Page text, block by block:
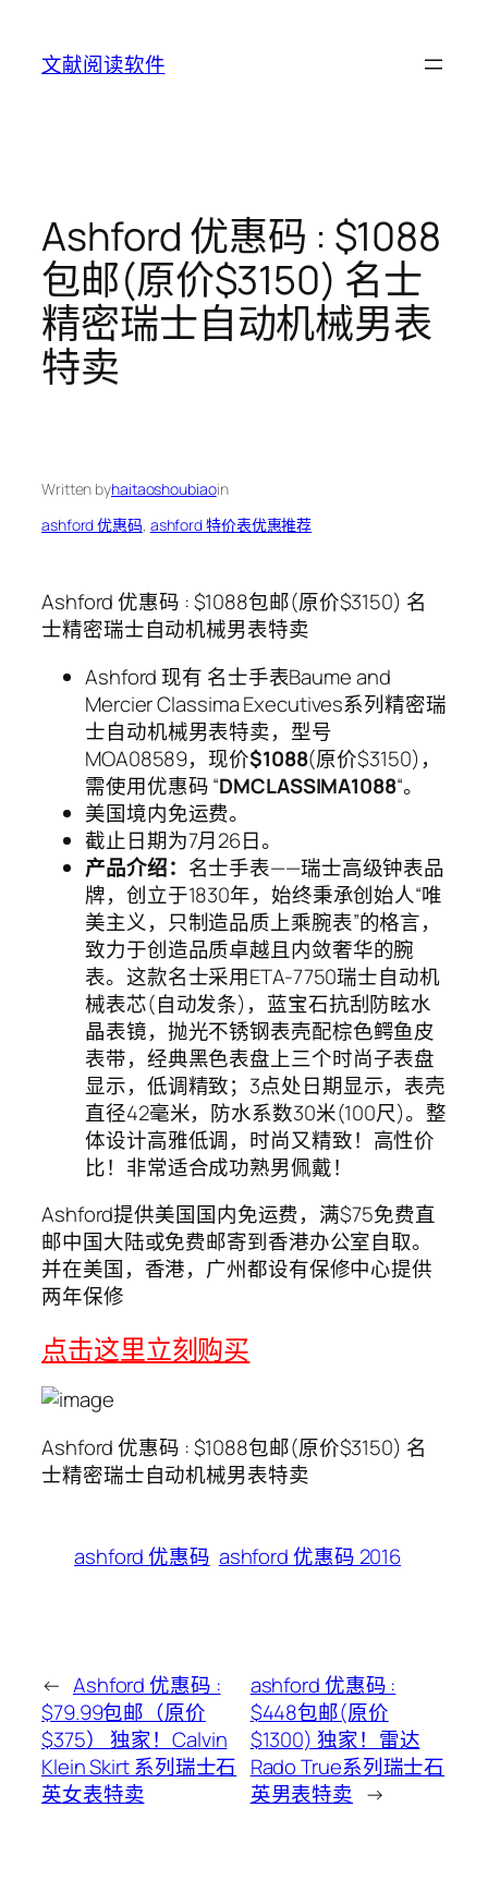
content
文献阅读软件
Ashford 优惠码 : $1088
包邮(原价$3150) 名士
精密瑞士自动机械男表
特卖
Written byhaitaoshoubiaoin
ashford 优惠码, ashford 特价表优惠推荐
Ashford 优惠码 : $1088包邮(原价$3150) 名
士精密瑞士自动机械男表特卖
Ashford 现有 名士手表Baume and
Mercier Classima Executives系列精密瑞
士自动机械男表特卖，型号
MOA08589，现价$1088(原价$3150)，
需使用优惠码 “DMCLASSIMA1088“。
美国境内免运费。
截止日期为7月26日。
产品介绍： 名士手表——瑞士高级钟表品
牌，创立于1830年，始终秉承创始人“唯
美主义，只制造品质上乘腕表”的格言，
致力于创造品质卓越且内敛奢华的腕
表。这款名士采用ETA-7750瑞士自动机
械表芯(自动发条)，蓝宝石抗刮防眩水
晶表镜，抛光不锈钢表壳配棕色鳄鱼皮
表带，经典黑色表盘上三个时尚子表盘
显示，低调精致；3点处日期显示，表壳
直径42毫米，防水系数30米(100尺)。整
体设计高雅低调，时尚又精致！高性价
比！非常适合成功熟男佩戴！
Ashford提供美国国内免运费，满$75免费直
邮中国大陆或免费邮寄到香港办公室自取。
并在美国，香港，广州都设有保修中心提供
两年保修
点击这里立刻购买
Ashford 优惠码 : $1088包邮(原价$3150) 名
士精密瑞士自动机械男表特卖
ashford 优惠码 ashford 优惠码 2016
← Ashford 优惠码 :
$79.99包邮（原价
$375） 独家！Calvin
Klein Skirt 系列瑞士石
英女表特卖
ashford 优惠码 :
$448包邮(原价
$1300) 独家！雷达
Rado True系列瑞士石
英男表特卖 →